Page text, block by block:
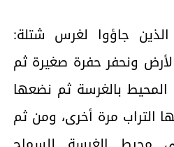
جاؤوا لغرس شتلة:
ونحفر حفرة صغيرة ثم
بالغرسة ثم نضعها
التراب مرة أخرى، ومن ثم